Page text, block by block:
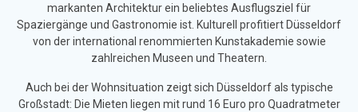
markanten Architektur ein beliebtes Ausflugsziel für
Spaziergänge und Gastronomie ist. Kulturell profitiert Düsseldorf
von der international renommierten Kunstakademie sowie
zahlreichen Museen und Theatern.
Auch bei der Wohnsituation zeigt sich Düsseldorf als typische
Großstadt: Die Mieten liegen mit rund 16 Euro pro Quadratmeter